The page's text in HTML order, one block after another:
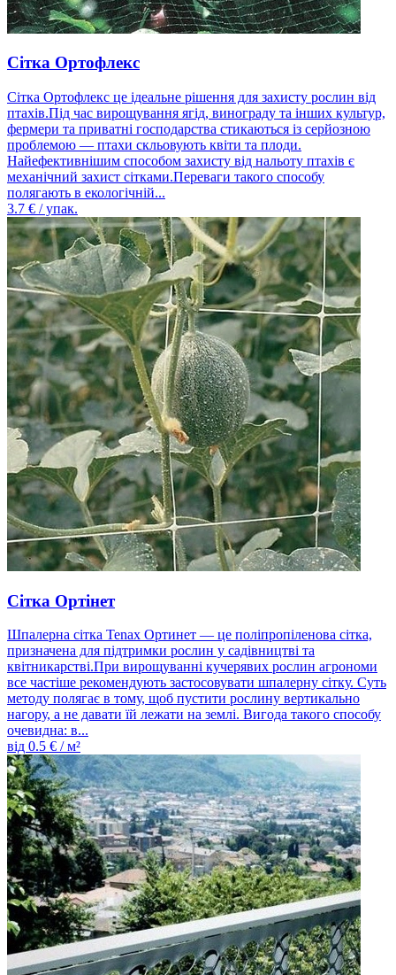
Сітка Ортофлекс
Сітка Ортофлекс це ідеальне рішення для захисту рослин від
птахів.Під час вирощування ягід, винограду та інших культур,
фермери та приватні господарства стикаються із серйозною
проблемою — птахи скльовують квіти та плоди.
Найефективнішим способом захисту від нальоту птахів є
механічний захист сітками.Переваги такого способу
полягають в екологічній...
3.7 € / упак.
Сітка Ортінет
Шпалерна сітка Tenax Ортинет — це поліпропіленова сітка,
призначена для підтримки рослин у садівництві та
квітникарстві.При вирощуванні кучерявих рослин агрономи
все частіше рекомендують застосовувати шпалерну сітку. Суть
методу полягає в тому, щоб пустити рослину вертикально
нагору, а не давати їй лежати на землі. Вигода такого способу
очевидна: в...
від 0.5 € / м²